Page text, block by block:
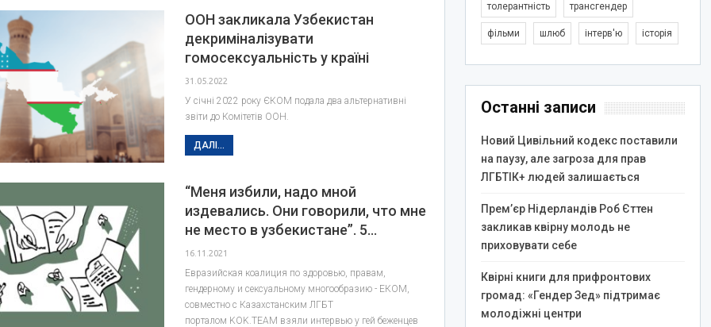
ООН закликала Узбекистан
декриміналізувати
гомосексуальність у країні
31.05.2022
У січні 2022 року ЄКОМ подала два альтернативні
звіти до Комітетів ООН.
ДАЛІ...
“Меня избили, надо мной
издевались. Они говорили, что мне
не место в узбекистане”. 5…
16.11.2021
Евразийская коалиция по здоровью, правам,
гендерному и сексуальному многообразию - ЕКОМ,
совместно с Казахстанским ЛГБТ
порталом KOK.TEAM взяли интервью у гей беженцев
толерантність трансгендер
фільми шлюб інтерв'ю історія
Останні записи
Новий Цивільний кодекс поставили
на паузу, але загроза для прав
ЛГБТІК+ людей залишається
Прем’єр Нідерландів Роб Єттен
закликав квірну молодь не
приховувати себе
Квірні книги для прифронтових
громад: «Гендер Зед» підтримає
молодіжні центри